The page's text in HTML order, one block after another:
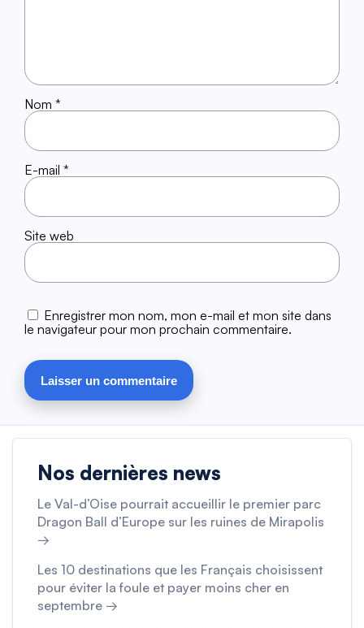
Nom *
E-mail *
Site web
Enregistrer mon nom, mon e-mail et mon site dans
le navigateur pour mon prochain commentaire.
Nos dernières news
Le Val-d’Oise pourrait accueillir le premier parc
Dragon Ball d’Europe sur les ruines de Mirapolis
→
Les 10 destinations que les Français choisissent
pour éviter la foule et payer moins cher en
septembre →